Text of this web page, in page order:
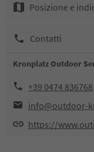
Posizione e
Contatti
Kronplatz Outdoor
+39 0474 836768
info@outdoor-
https://